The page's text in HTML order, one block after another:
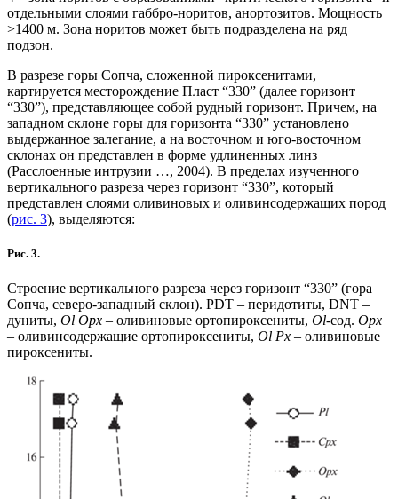
отдельными слоями габбро-норитов, анортозитов. Мощность
>1400 м. Зона норитов может быть подразделена на ряд
подзон.
В разрезе горы Сопча, сложенной пироксенитами,
картируется месторождение Пласт “330” (далее горизонт
“330”), представляющее собой рудный горизонт. Причем, на
западном склоне горы для горизонта “330” установлено
выдержанное залегание, а на восточном и юго-восточном
склонах он представлен в форме удлиненных линз
(Расслоенные интрузии …, 2004). В пределах изученного
вертикального разреза через горизонт “330”, который
представлен слоями оливиновых и оливинсодержащих пород
(рис. 3), выделяются:
Рис. 3.
Строение вертикального разреза через горизонт “330” (гора
Сопча, северо-западный склон). PDT – перидотиты, DNT –
дуниты, Ol Opx – оливиновые ортопироксениты, Ol-сод. Opx
– оливинсодержащие ортопироксениты, Ol Px – оливиновые
пироксениты.